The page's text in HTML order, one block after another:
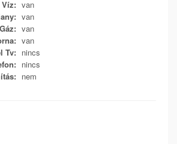
Víz: van
van
Gáz: van
van
Tv: nincs
nincs
nem